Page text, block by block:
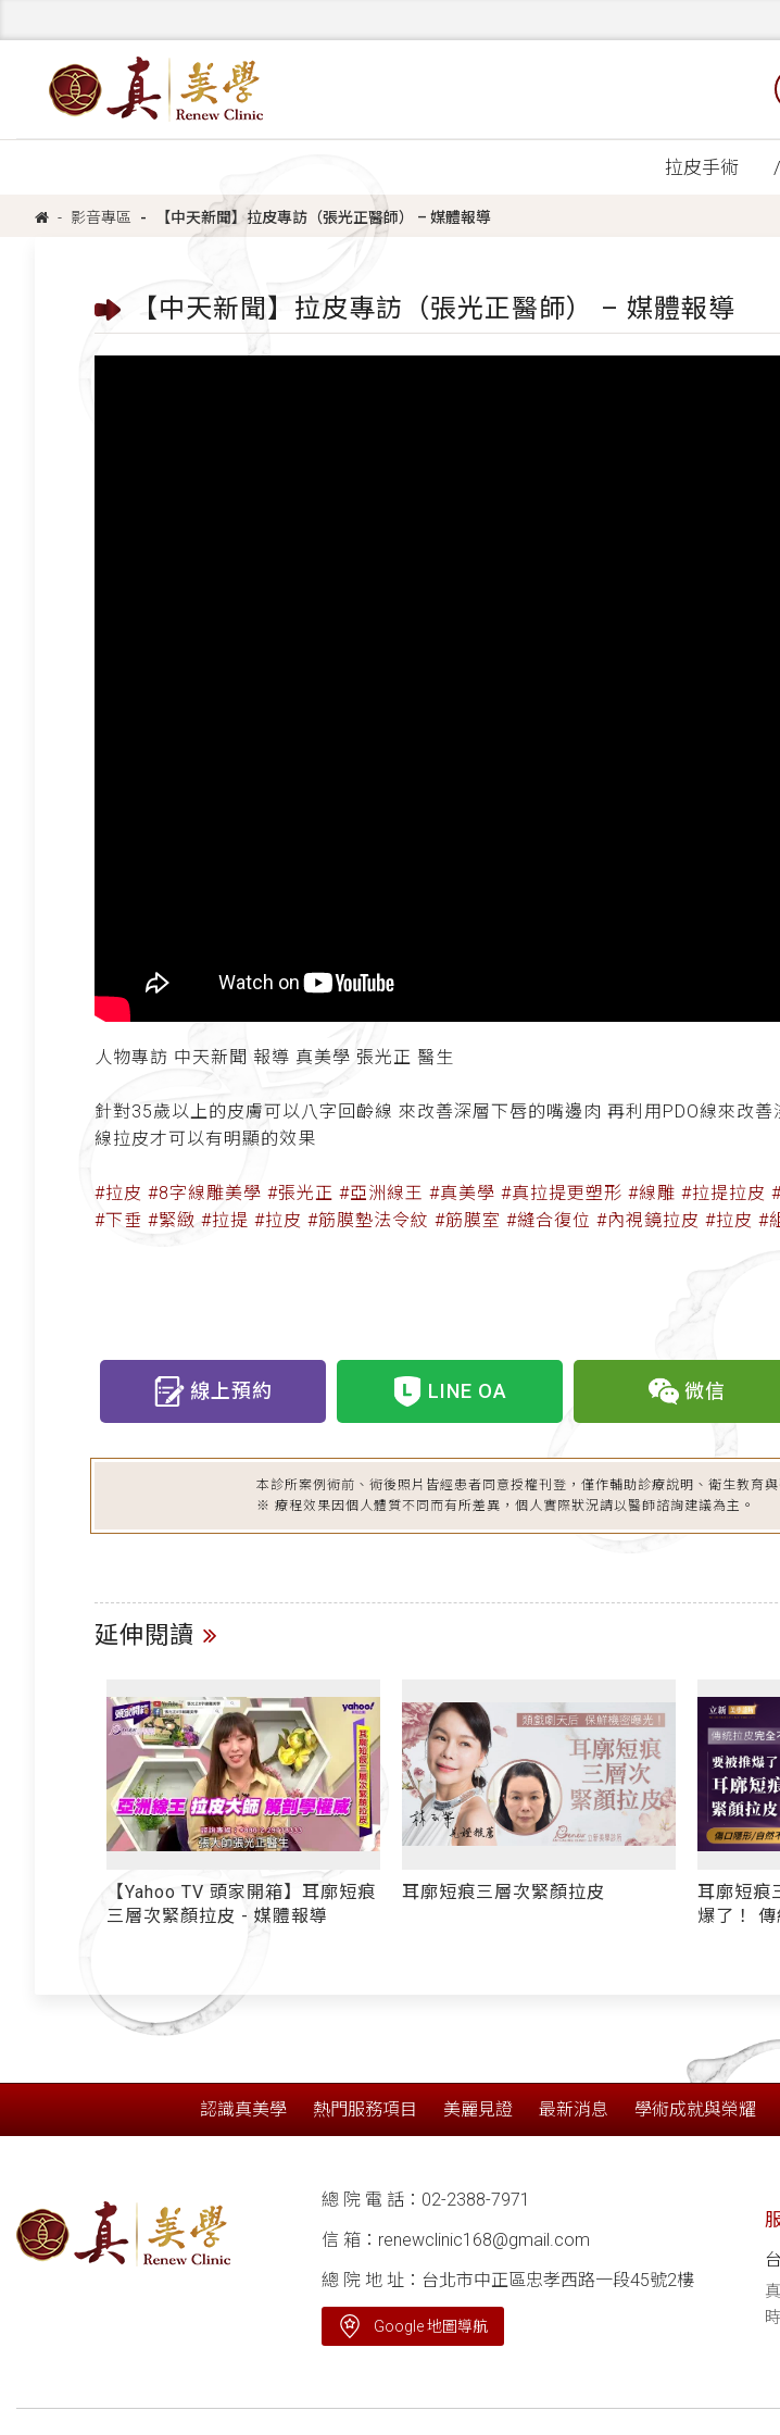
拉皮手術
影音專區 【中天新聞】拉皮專訪（張光正醫師） – 媒體報導
【中天新聞】拉皮專訪（張光正醫師） – 媒體報導
人物專訪 中天新聞 報導 真美學 張光正 醫生
針對35歲以上的皮膚可以八字回齡線 來改善深層下唇的嘴邊肉 再利用PDO線來改
線拉皮才可以有明顯的效果
#拉皮 #8字線雕美學 #張光正 #亞洲線王 #真美學 #真拉提更塑形 #線雕 #拉提拉
#下垂 #緊緻 #拉提 #拉皮 #筋膜墊法令紋 #筋膜室 #縫合復位 #內視鏡拉皮 #拉皮 #
線上預約 LINE OA 微信
本診所案例術前、術後照片皆經患者同意授權刊登，僅作輔助診療說明、衛生教育
※ 療程效果因個人體質不同而有所差異，個人實際狀況請以醫師諮詢建議為主。
延伸閱讀
耳廓短痕三層次緊顏拉皮
耳廓短痕三層次緊顏拉皮 要被推
拉皮手術
層次緊顏
認識真美學 熱門服務項目 美麗見證 最新消息 學術成就與榮耀
總 院 電 話： 02-2388-7971
信 箱： renewclinic168@gmail.com
總 院 地 址：台北市中正區忠孝西路一段45號2樓
Google 地圖導航